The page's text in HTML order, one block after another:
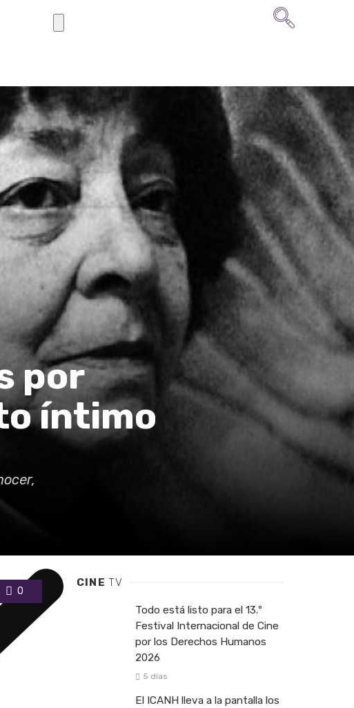
por
íntimo
0
CINETV
Todo está listo para el 13.º
Festival Internacional de Cine
por los Derechos Humanos
2026
5 días
El ICANH lleva a la pantalla los